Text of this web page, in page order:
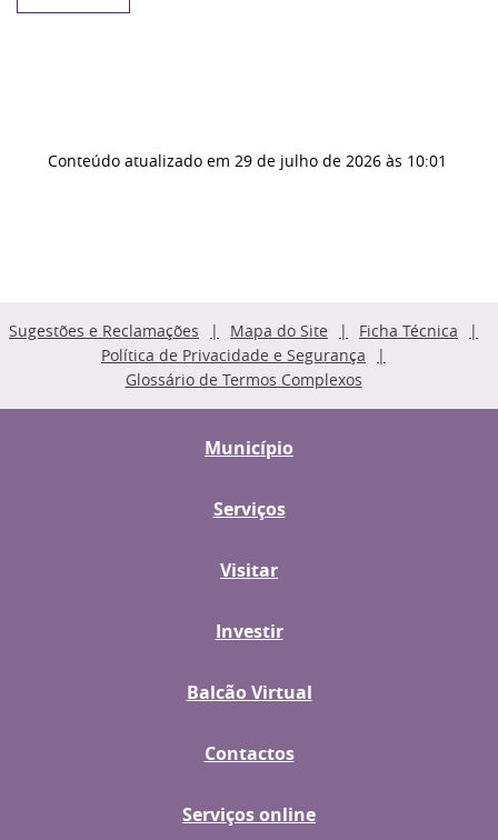
Conteúdo atualizado em 29 de julho de 2026 às 10:01
Sugestões e Reclamações Mapa do Site
Ficha Técnica
Política de Privacidade e Segurança
Glossário de Termos Complexos
Município
Serviços
Visitar
Investir
Balcão Virtual
Contactos
Serviços online